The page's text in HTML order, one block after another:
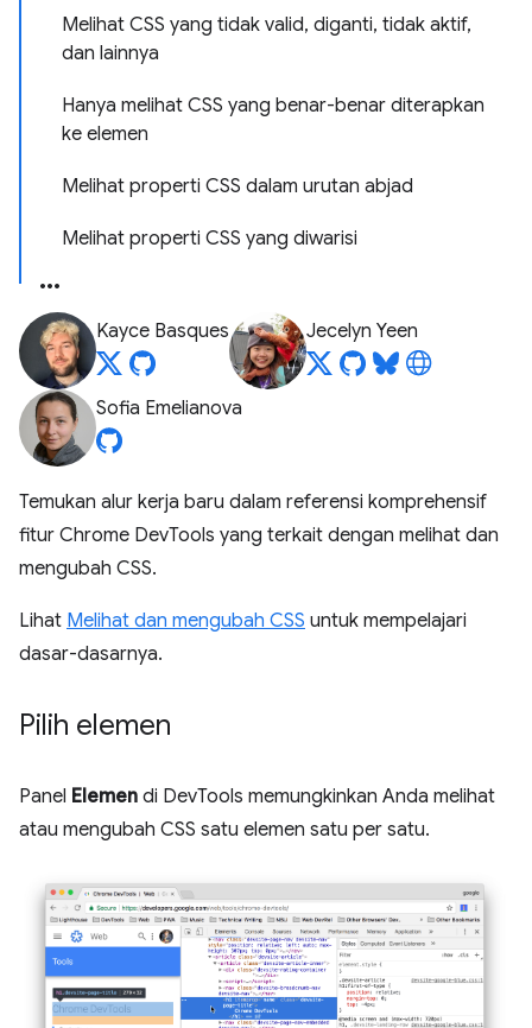
Melihat CSS yang tidak valid, diganti, tidak aktif,
dan lainnya
Hanya melihat CSS yang benar-benar diterapkan
ke elemen
Melihat properti CSS dalam urutan abjad
Melihat properti CSS yang diwarisi
Kayce Basques Jecelyn Yeen
Sofia Emelianova
Temukan alur kerja baru dalam referensi komprehensif
fitur Chrome DevTools yang terkait dengan melihat dan
mengubah CSS.
Lihat Melihat dan mengubah CSS untuk mempelajari
dasar-dasarnya.
Pilih elemen
Panel Elemen di DevTools memungkinkan Anda melihat
atau mengubah CSS satu elemen satu per satu.